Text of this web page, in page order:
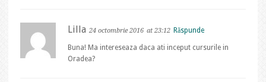
Lilla 24 octombrie 2016 at 23:12 Răspunde
Buna! Ma intereseaza daca ati inceput cursurile in
Oradea?